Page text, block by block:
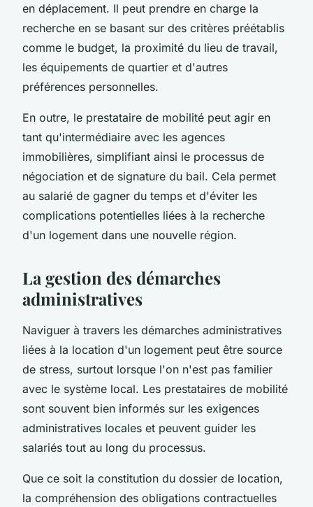
en déplacement. Il peut prendre en charge la
recherche en se basant sur des critères préétablis
comme le budget, la proximité du lieu de travail,
les équipements de quartier et d'autres
préférences personnelles.
En outre, le prestataire de mobilité peut agir en
tant qu'intermédiaire avec les agences
immobilières, simplifiant ainsi le processus de
négociation et de signature du bail. Cela permet
au salarié de gagner du temps et d'éviter les
complications potentielles liées à la recherche
d'un logement dans une nouvelle région.
La gestion des démarches
administratives
Naviguer à travers les démarches administratives
liées à la location d'un logement peut être source
de stress, surtout lorsque l'on n'est pas familier
avec le système local. Les prestataires de mobilité
sont souvent bien informés sur les exigences
administratives locales et peuvent guider les
salariés tout au long du processus.
Que ce soit la constitution du dossier de location,
la compréhension des obligations contractuelles